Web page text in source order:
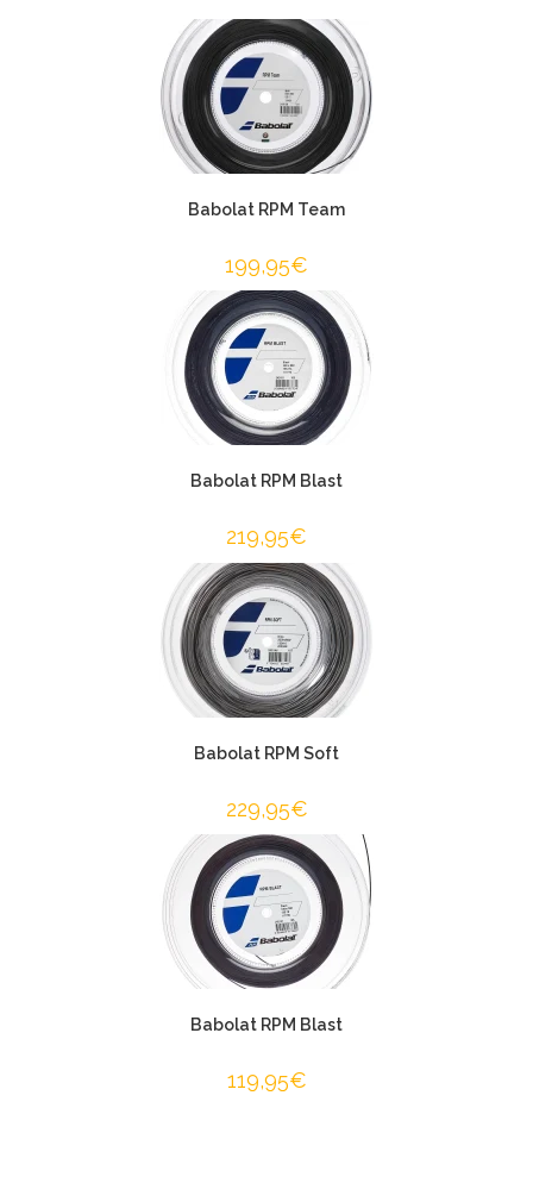
Babolat RPM Team
199,95€
Babolat RPM Blast
219,95€
Babolat RPM Soft
229,95€
Babolat RPM Blast
119,95€